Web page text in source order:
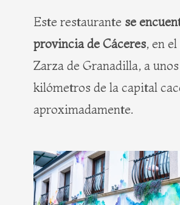
Este restaurante se
provincia de Cáceres, en
Zarza de Granadilla, a
kilómetros de la capital
aproximadamente.